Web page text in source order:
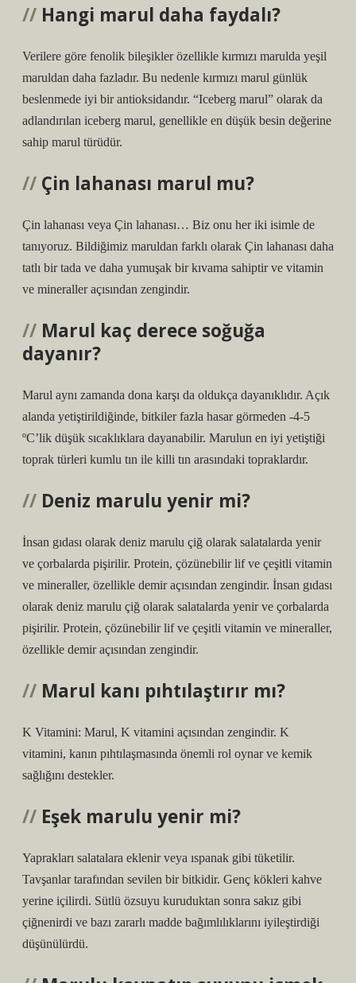
Hangi marul daha faydalı?
Verilere göre fenolik bileşikler özellikle kırmızı marulda yeşil
maruldan daha fazladır. Bu nedenle kırmızı marul günlük
beslenmede iyi bir antioksidandır. “Iceberg marul” olarak da
adlandırılan iceberg marul, genellikle en düşük besin değerine
sahip marul türüdür.
Çin lahanası marul mu?
Çin lahanası veya Çin lahanası… Biz onu her iki isimle de
tanıyoruz. Bildiğimiz maruldan farklı olarak Çin lahanası daha
tatlı bir tada ve daha yumuşak bir kıvama sahiptir ve vitamin
ve mineraller açısından zengindir.
Marul kaç derece soğuğa
dayanır?
Marul aynı zamanda dona karşı da oldukça dayanıklıdır. Açık
alanda yetiştirildiğinde, bitkiler fazla hasar görmeden -4-5
ºC’lik düşük sıcaklıklara dayanabilir. Marulun en iyi yetiştiği
toprak türleri kumlu tın ile killi tın arasındaki topraklardır.
Deniz marulu yenir mi?
İnsan gıdası olarak deniz marulu çiğ olarak salatalarda yenir
ve çorbalarda pişirilir. Protein, çözünebilir lif ve çeşitli vitamin
ve mineraller, özellikle demir açısından zengindir. İnsan gıdası
olarak deniz marulu çiğ olarak salatalarda yenir ve çorbalarda
pişirilir. Protein, çözünebilir lif ve çeşitli vitamin ve mineraller,
özellikle demir açısından zengindir.
Marul kanı pıhtılaştırır mı?
K Vitamini: Marul, K vitamini açısından zengindir. K
vitamini, kanın pıhtılaşmasında önemli rol oynar ve kemik
sağlığını destekler.
Eşek marulu yenir mi?
Yaprakları salatalara eklenir veya ıspanak gibi tüketilir.
Tavşanlar tarafından sevilen bir bitkidir. Genç kökleri kahve
yerine içilirdi. Sütlü özsuyu kuruduktan sonra sakız gibi
çiğnenirdi ve bazı zararlı madde bağımlılıklarını iyileştirdiği
düşünülürdü.